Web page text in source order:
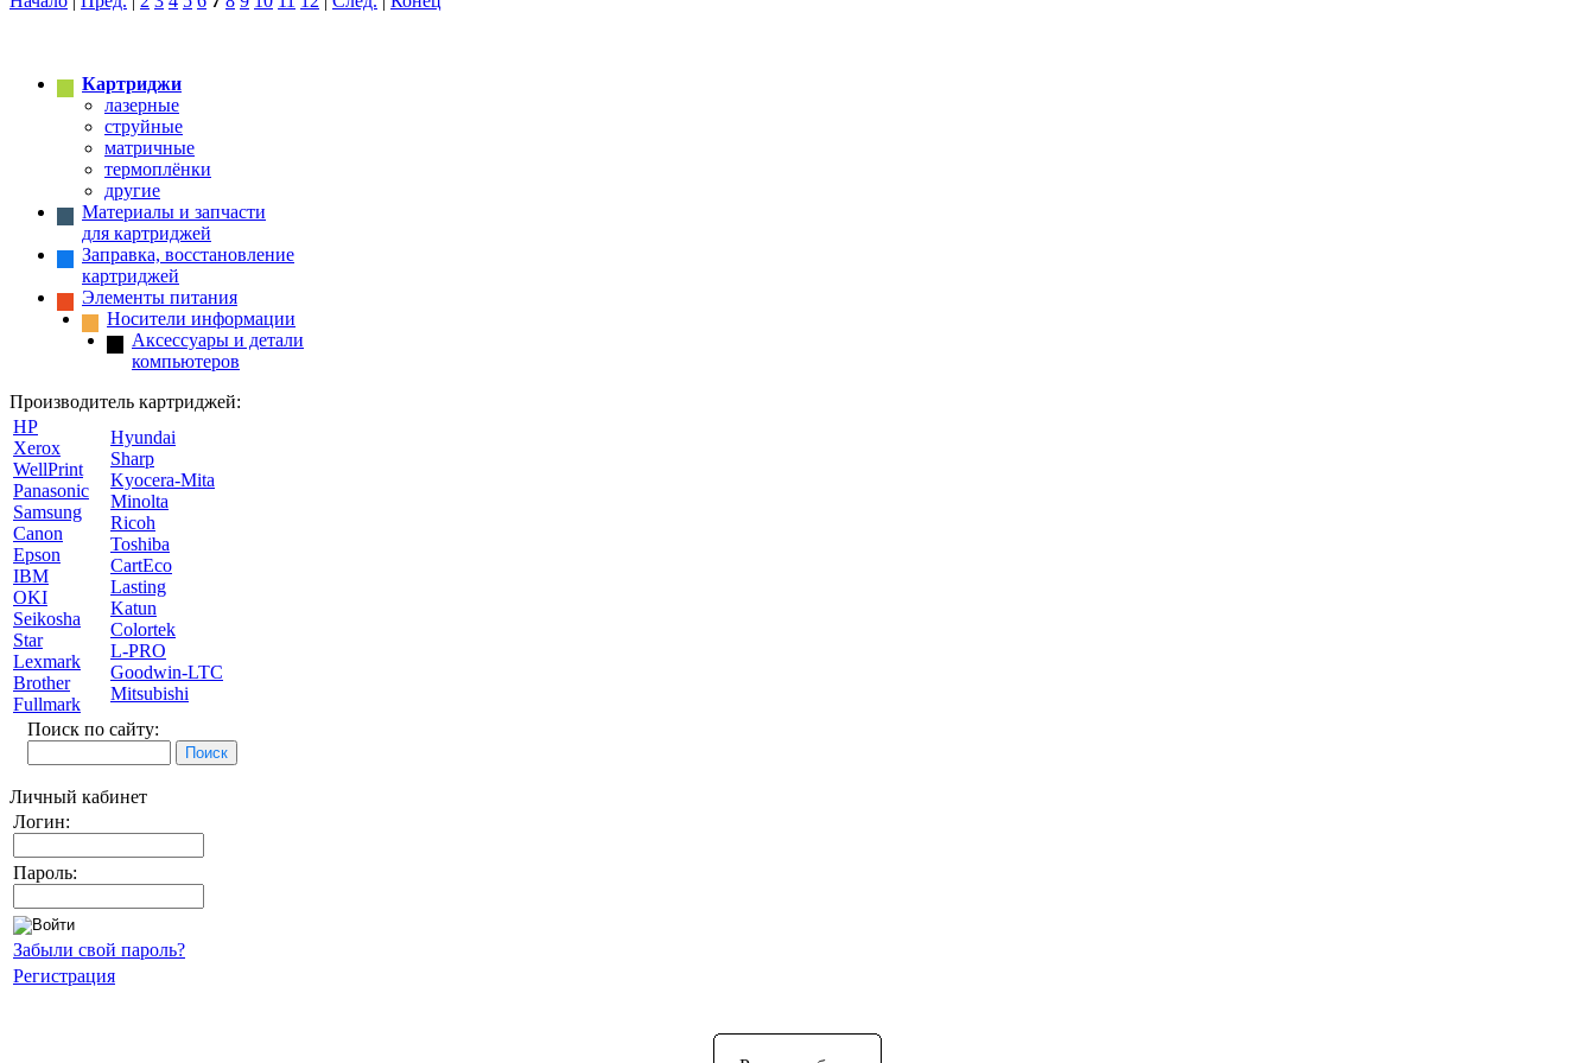
Картриджи
лазерные
струйные
матричные
термоплёнки
другие
Материалы и запчасти
для картриджей
Заправка, восстановление
картриджей
Элементы питания
Носители информации
Аксессуары и детали
компьютеров
Производитель картриджей:
HP
Xerox
WellPrint
Panasonic
Samsung
Canon
Epson
IBM
OKI
Seikosha
Star
Lexmark
Brother
Fullmark
Hyundai
Sharp
Kyocera-Mita
Minolta
Ricoh
Toshiba
CartEco
Lasting
Katun
Colortek
L-PRO
Goodwin-LTC
Mitsubishi
Поиск по сайту:
Личный кабинет
Логин:
Пароль:
Забыли свой пароль?
Регистрация